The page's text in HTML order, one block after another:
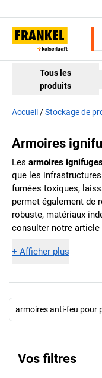
Tous les
produits
Accueil Stockage de
Armoires
Les armoires
que les
fumées toxiques,
permet également de
robuste, matériaux
consulter notre article
+ Afficher plus
armoires anti-feu pour
Vos filtres